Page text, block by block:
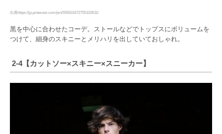
出典https://jp.pinterest.com/pin/555631672755102611/
黒を中心に合わせたコーデ。ストールなどでトップスにボリュームを
つけて、細身のスキニーとメリハリを出していておしゃれ。
2-4【カットソー×スキニー×スニーカー】